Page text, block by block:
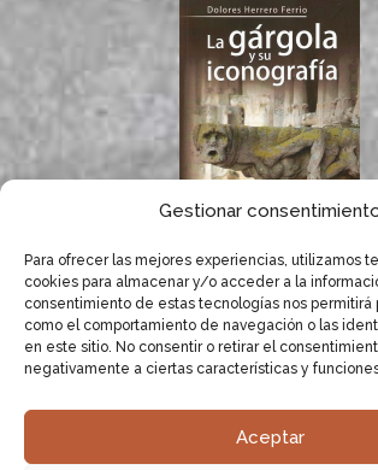
Gestionar
Para ofrecer las mejores experiencias, utilizamos
cookies para almacenar y/o acceder a la
consentimiento de estas tecnologías nos permitirá
como el comportamiento de navegación o las
en este sitio. No consentir o retirar el
negativamente a ciertas características y
Aceptar
Si te gustan las
gárgolas, seguro que
te gusta el libro de
Dolores Herrero.